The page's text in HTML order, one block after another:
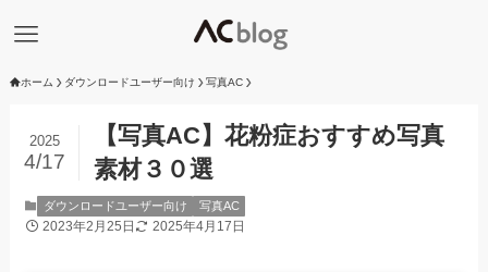
ホーム ダウンロードユーザー向け 写真AC
【写真AC】花粉症おすすめ写真
素材３０選
2025
4/17
ダウンロードユーザー向け 写真AC
2023年2月25日 2025年4月17日